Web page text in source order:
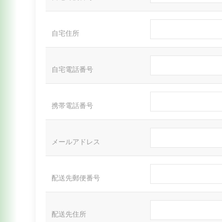
自宅住所
自宅電話番号
携帯電話番号
メールアドレス
配送先郵便番号
配送先住所